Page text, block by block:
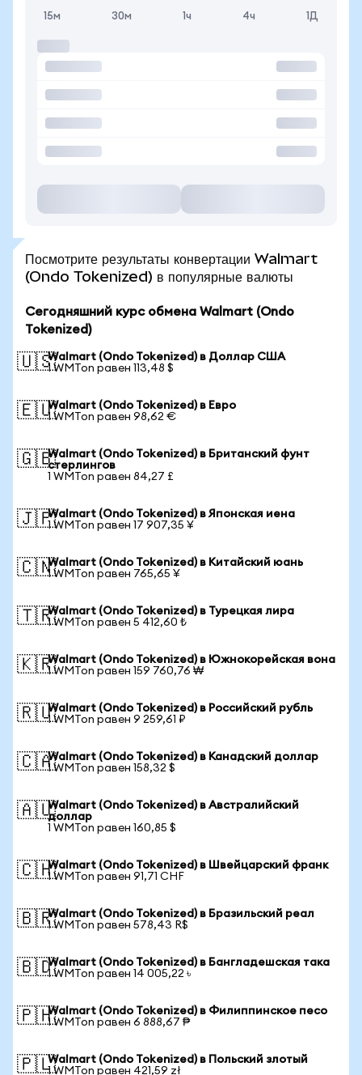
15м 30м 1ч 4ч 1Д
Посмотрите результаты конвертации Walmart
(Ondo Tokenized) в популярные валюты
Сегодняшний курс обмена Walmart (Ondo
Tokenized)
🇺🇸Walmart (Ondo Tokenized) в Доллар США
1 WMTon равен 113,48 $
🇪🇺Walmart (Ondo Tokenized) в Евро
1 WMTon равен 98,62 €
🇬🇧Walmart (Ondo Tokenized) в Британский фунт
стерлингов
1 WMTon равен 84,27 £
🇯🇵Walmart (Ondo Tokenized) в Японская иена
1 WMTon равен 17 907,35 ¥
🇨🇳Walmart (Ondo Tokenized) в Китайский юань
1 WMTon равен 765,65 ¥
🇹🇷Walmart (Ondo Tokenized) в Турецкая лира
1 WMTon равен 5 412,60 ₺
🇰🇷Walmart (Ondo Tokenized) в Южнокорейская вона
1 WMTon равен 159 760,76 ₩
🇷🇺Walmart (Ondo Tokenized) в Российский рубль
1 WMTon равен 9 259,61 ₽
🇨🇦Walmart (Ondo Tokenized) в Канадский доллар
1 WMTon равен 158,32 $
🇦🇺Walmart (Ondo Tokenized) в Австралийский
доллар
1 WMTon равен 160,85 $
🇨🇭Walmart (Ondo Tokenized) в Швейцарский франк
1 WMTon равен 91,71 CHF
🇧🇷Walmart (Ondo Tokenized) в Бразильский реал
1 WMTon равен 578,43 R$
🇧🇩Walmart (Ondo Tokenized) в Бангладешская така
1 WMTon равен 14 005,22 ৳
🇵🇭Walmart (Ondo Tokenized) в Филиппинское песо
1 WMTon равен 6 888,67 ₱
🇵🇱Walmart (Ondo Tokenized) в Польский злотый
1 WMTon равен 421,59 zł